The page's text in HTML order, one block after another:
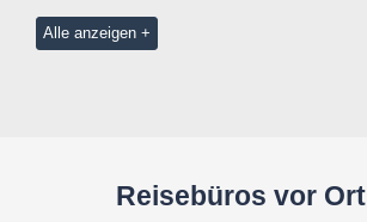
Alle anzeigen
Reisebüros vor Ort